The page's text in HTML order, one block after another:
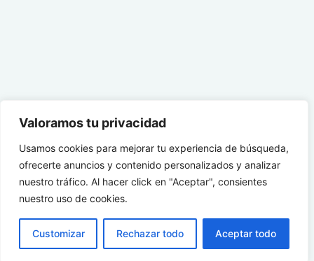
Valoramos tu privacidad
Usamos cookies para mejorar tu experiencia de búsqueda,
ofrecerte anuncios y contenido personalizados y analizar
nuestro tráfico. Al hacer click en "Aceptar", consientes
nuestro uso de cookies.
Customizar Rechazar todo Aceptar todo